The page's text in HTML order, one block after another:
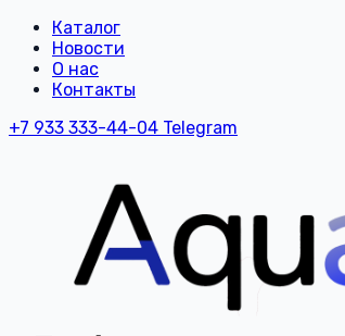
Каталог
Новости
О нас
Контакты
+7 933 333-44-04 Telegram